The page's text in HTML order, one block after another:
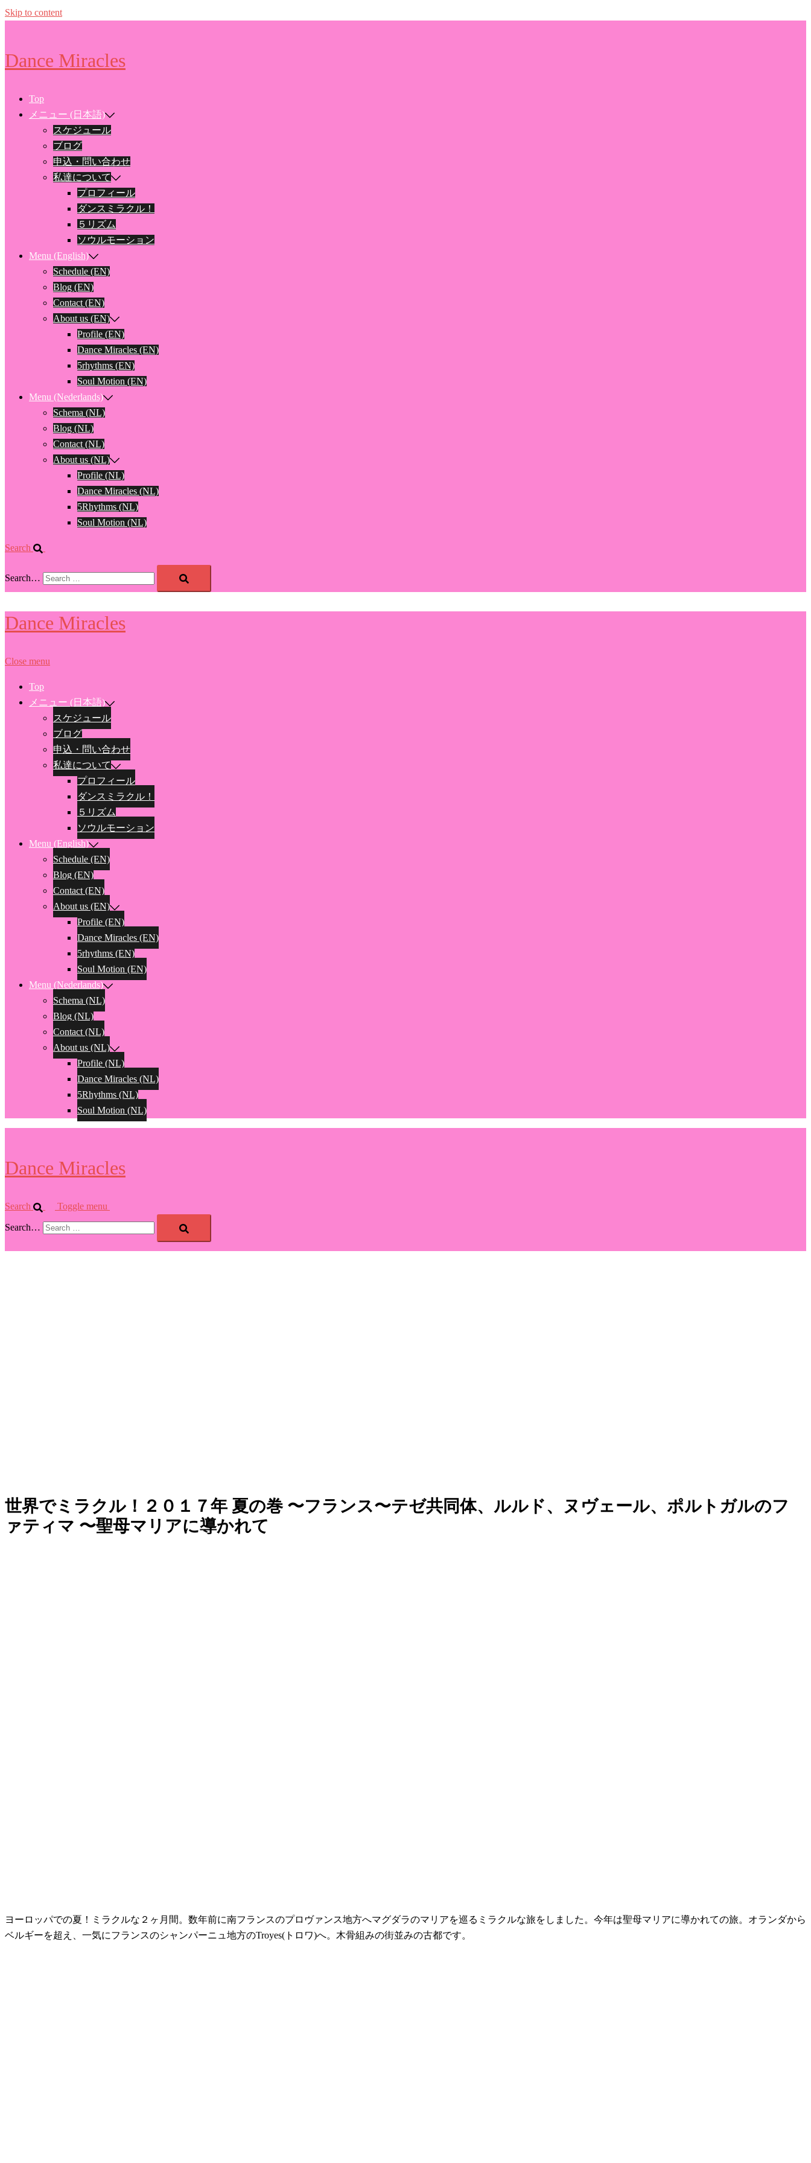
Skip to content
Dance Miracles
Top
メニュー (日本語)
スケジュール
ブログ
申込・問い合わせ
私達について
プロフィール
ダンスミラクル！
５リズム
ソウルモーション
Menu (English)
Schedule (EN)
Blog (EN)
Contact (EN)
About us (EN)
Profile (EN)
Dance Miracles (EN)
5rhythms (EN)
Soul Motion (EN)
Menu (Nederlands)
Schema (NL)
Blog (NL)
Contact (NL)
About us (NL)
Profile (NL)
Dance Miracles (NL)
5Rhythms (NL)
Soul Motion (NL)
Search
Search…
Dance Miracles
Close menu
Top
メニュー (日本語)
スケジュール
ブログ
申込・問い合わせ
私達について
プロフィール
ダンスミラクル！
５リズム
ソウルモーション
Menu (English)
Schedule (EN)
Blog (EN)
Contact (EN)
About us (EN)
Profile (EN)
Dance Miracles (EN)
5rhythms (EN)
Soul Motion (EN)
Menu (Nederlands)
Schema (NL)
Blog (NL)
Contact (NL)
About us (NL)
Profile (NL)
Dance Miracles (NL)
5Rhythms (NL)
Soul Motion (NL)
Dance Miracles
Search Toggle menu
Search…
世界でミラクル！２０１７年 夏の巻 〜フランス〜テゼ共同体、ルルド、ヌヴェール、ポルトガルのフ
ァティマ 〜聖母マリアに導かれて
ヨーロッパでの夏！ミラクルな２ヶ月間。数年前に南フランスのプロヴァンス地方へマグダラのマリアを巡るミラクルな旅をしました。今年は聖母マリアに導かれての旅。オランダから
ベルギーを超え、一気にフランスのシャンパーニュ地方のTroyes(トロワ)へ。木骨組みの街並みの古都です。